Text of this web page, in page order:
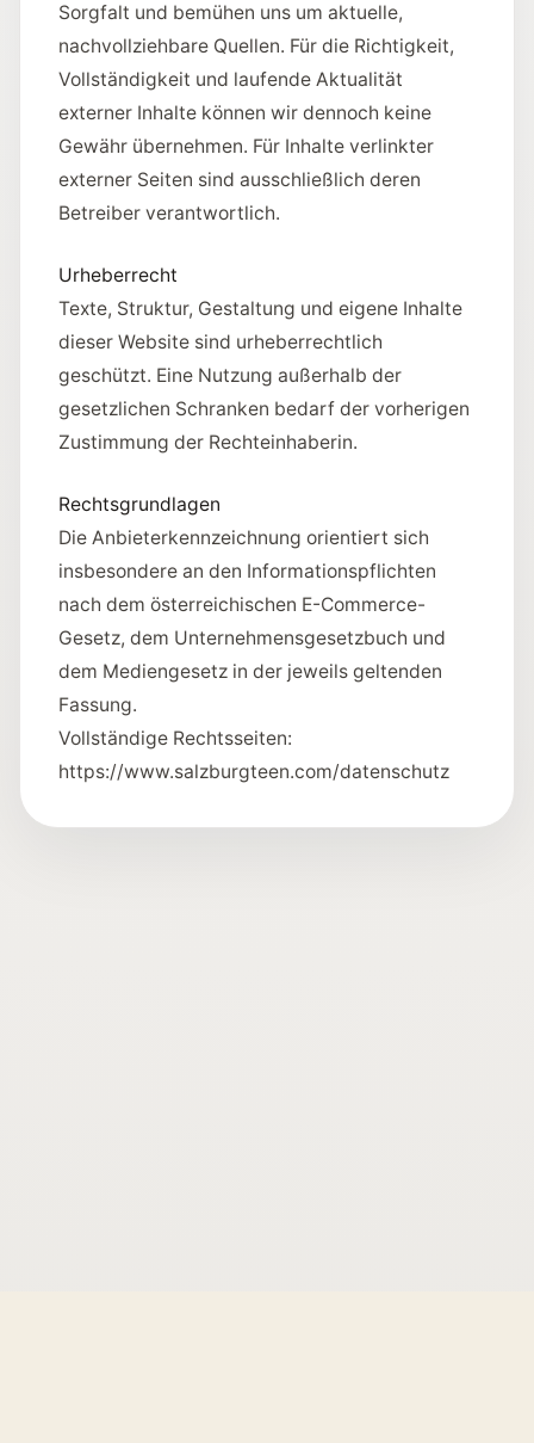
Sorgfalt und bemühen uns um aktuelle,
nachvollziehbare Quellen. Für die Richtigkeit,
Vollständigkeit und laufende Aktualität
externer Inhalte können wir dennoch keine
Gewähr übernehmen. Für Inhalte verlinkter
externer Seiten sind ausschließlich deren
Betreiber verantwortlich.
Urheberrecht
Texte, Struktur, Gestaltung und eigene Inhalte
dieser Website sind urheberrechtlich
geschützt. Eine Nutzung außerhalb der
gesetzlichen Schranken bedarf der vorherigen
Zustimmung der Rechteinhaberin.
Rechtsgrundlagen
Die Anbieterkennzeichnung orientiert sich
insbesondere an den Informationspflichten
nach dem österreichischen E-Commerce-
Gesetz, dem Unternehmensgesetzbuch und
dem Mediengesetz in der jeweils geltenden
Fassung.
Vollständige Rechtsseiten:
https://www.salzburgteen.com/datenschutz